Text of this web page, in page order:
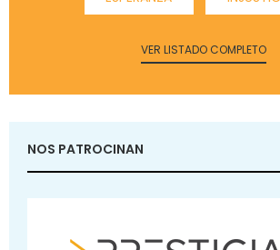
VER LISTADO COMPLETO
NOS PATROCINAN